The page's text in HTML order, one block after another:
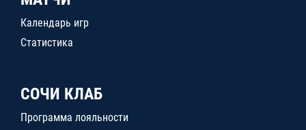
Календарь игр
Статистика
СОЧИ КЛАБ
Программа лояльности